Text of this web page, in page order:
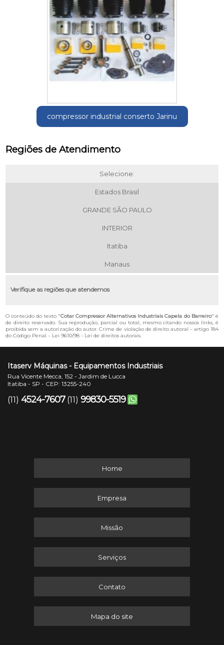
compressor industrial conserto Jarinu
Regiões de Atendimento
Selecione:
Estados Brasil
GRANDE SÃO PAULO
INTERIOR
Itatiba
Manaus
Verifique as regiões que atendemos
O conteúdo do texto "Cotar Compressor Alternativos Industriais Capela do Barreiro" é
de direito reservado. Sua reprodução, parcial ou total, mesmo citando nossos links, é
proibida sem a autorização do autor. Crime de violação de direito autoral – artigo 184
do Código Penal – Lei 9610/98 - Lei de direitos autorais.
Itaserv Máquinas - Equipamentos Industriais
Rua Vicente Mecca, 152 - Jardim de Lucca
Itatiba - SP - CEP: 13255-240
(11) 4524-7607 (11) 99830-5519
Home
Empresa
Missão
Serviços
Contato
Mapa do site